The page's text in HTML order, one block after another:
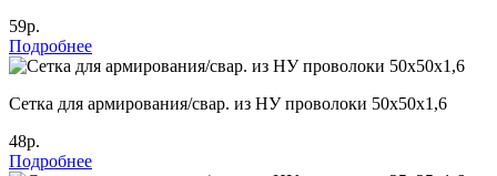
59р.
Подробнее
Сетка для армирования/свар. из НУ проволоки 50х50х1,6
48р.
Подробнее